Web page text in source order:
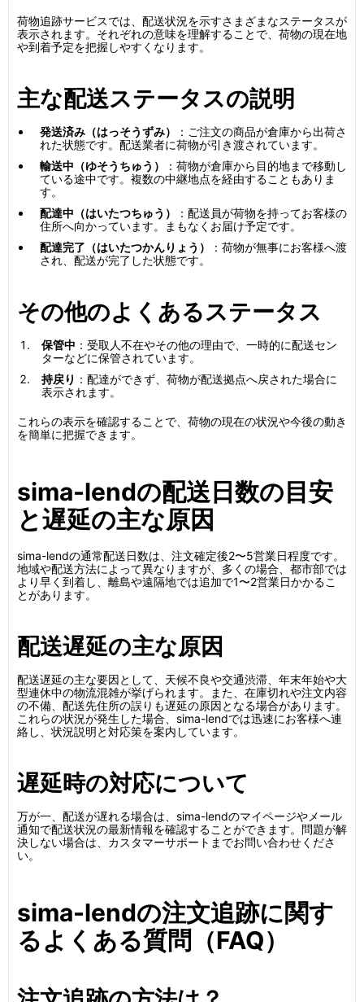
荷物追跡サービスでは、配送状況を示すさまざまなステータスが
表示されます。それぞれの意味を理解することで、荷物の現在地
や到着予定を把握しやすくなります。
主な配送ステータスの説明
発送済み（はっそうずみ）
：ご注文の商品が倉庫から出荷さ
れた状態です。配送業者に荷物が引き渡されています。
輸送中（ゆそうちゅう）
：荷物が倉庫から目的地まで移動し
ている途中です。複数の中継地点を経由することもありま
す。
配達中（はいたつちゅう）
：配送員が荷物を持ってお客様の
住所へ向かっています。まもなくお届け予定です。
配達完了（はいたつかんりょう）
：荷物が無事にお客様へ渡
され、配送が完了した状態です。
その他のよくあるステータス
保管中 ：受取人不在やその他の理由で、一時的に配送セン
ターなどに保管されています。
持戻り ：配達ができず、荷物が配送拠点へ戻された場合に
表示されます。
これらの表示を確認することで、荷物の現在の状況や今後の動き
を簡単に把握できます。
sima-lendの配送日数の目安
と遅延の主な原因
sima-lendの通常配送日数は、注文確定後2〜5営業日程度です。
地域や配送方法によって異なりますが、多くの場合、都市部では
より早く到着し、離島や遠隔地では追加で1〜2営業日かかるこ
とがあります。
配送遅延の主な原因
配送遅延の主な要因として、天候不良や交通渋滞、年末年始や大
型連休中の物流混雑が挙げられます。また、在庫切れや注文内容
の不備、配送先住所の誤りも遅延の原因となる場合があります。
これらの状況が発生した場合、sima-lendでは迅速にお客様へ連
絡し、状況説明と対応策を案内しています。
遅延時の対応について
万が一、配送が遅れる場合は、sima-lendのマイページやメール
通知で配送状況の最新情報を確認することができます。問題が解
決しない場合は、カスタマーサポートまでお問い合わせくださ
い。
sima-lendの注文追跡に関す
るよくある質問（FAQ）